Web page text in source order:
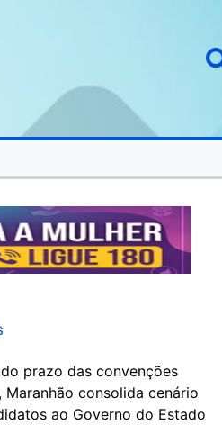
prazo das convenções
Maranhão consolida cenário
ao Governo do Estado